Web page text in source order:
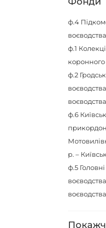
ф.4
ф.1
коронного
ф.2
воєводства
ф.6
р. –
ф.5
воєводства